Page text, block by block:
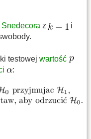
Snedecora z
i
testowej wartość
: